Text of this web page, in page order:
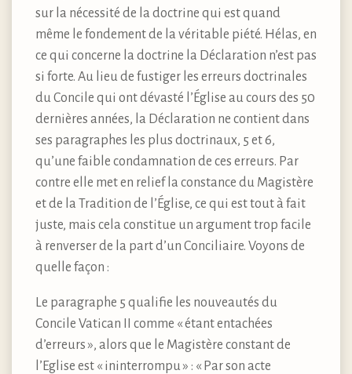
sur la nécessité de la doctrine qui est quand
même le fondement de la véritable piété. Hélas, en
ce qui concerne la doctrine la Déclaration n’est pas
si forte. Au lieu de fustiger les erreurs doctrinales
du Concile qui ont dévasté l’Église au cours des 50
dernières années, la Déclaration ne contient dans
ses paragraphes les plus doctrinaux, 5 et 6,
qu’une faible condamnation de ces erreurs. Par
contre elle met en relief la constance du Magistère
et de la Tradition de l’Église, ce qui est tout à fait
juste, mais cela constitue un argument trop facile
à renverser de la part d’un Conciliaire. Voyons de
quelle façon :
Le paragraphe 5 qualifie les nouveautés du
Concile Vatican II comme « étant entachées
d’erreurs », alors que le Magistère constant de
l’Eglise est « ininterrompu » : « Par son acte